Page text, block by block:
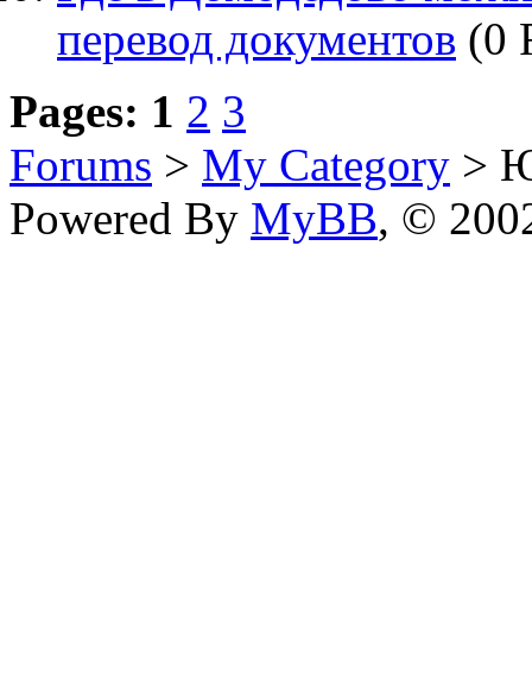
перевод документов (0
Pages: 1 2 3
Forums > My Category >
Powered By MyBB, ©